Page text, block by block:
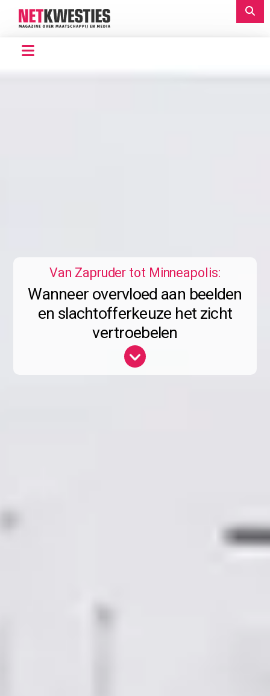
Van Zapruder tot Minneapolis:
Wanneer overvloed aan beelden
en slachtofferkeuze het zicht
vertroebelen